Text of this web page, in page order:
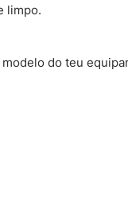
limpo.
do teu